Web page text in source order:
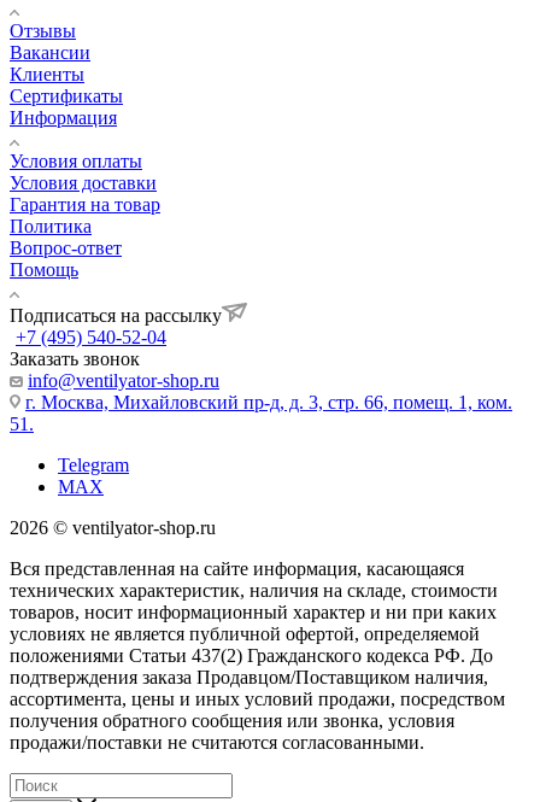
Отзывы
Вакансии
Клиенты
Сертификаты
Информация
Условия оплаты
Условия доставки
Гарантия на товар
Политика
Вопрос-ответ
Помощь
Подписаться на рассылку
+7 (495) 540-52-04
Заказать звонок
info@ventilyator-shop.ru
г. Москва, Михайловский пр-д, д. 3, cтр. 66, помещ. 1, ком.
51.
Telegram
MAX
2026 © ventilyator-shop.ru
Вся представленная на сайте информация, касающаяся
технических характеристик, наличия на складе, стоимости
товаров, носит информационный характер и ни при каких
условиях не является публичной офертой, определяемой
положениями Статьи 437(2) Гражданского кодекса РФ. До
подтверждения заказа Продавцом/Поставщиком наличия,
ассортимента, цены и иных условий продажи, посредством
получения обратного сообщения или звонка, условия
продажи/поставки не считаются согласованными.